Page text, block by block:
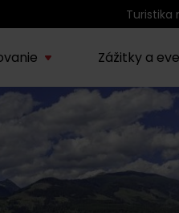
Atrakcie na
o regióne
Sprievodcovské služby
Zážitky a
Lúčanské kúpeľné